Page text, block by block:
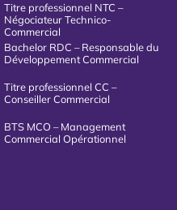
Titre professionnel NTC –
Négociateur Technico-
Commercial
Bachelor RDC – Responsable du
Développement Commercial
Titre professionnel CC –
Conseiller Commercial
BTS MCO – Management
Commercial Opérationnel